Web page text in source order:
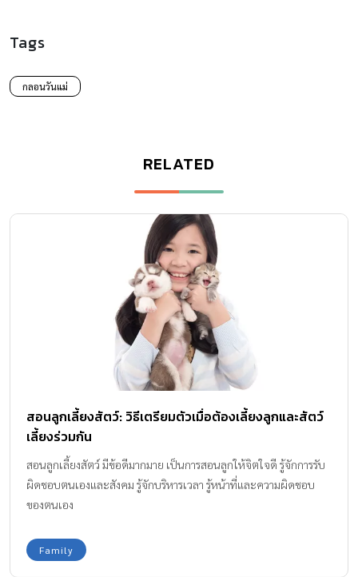
Tags
กลอนวันแม่
RELATED
สอนลูกเลี้ยงสัตว์: วิธีเตรียมตัวเมื่อต้องเลี้ยงลูกและสัตว์
เลี้ยงร่วมกัน
สอนลูกเลี้ยงสัตว์ มีข้อดีมากมาย เป็นการสอนลูกให้จิตใจดี รู้จักการรับ
ผิดชอบตนเองและสังคม รู้จักบริหารเวลา รู้หน้าที่และความผิดชอบ
ของตนเอง
Family